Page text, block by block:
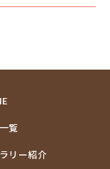
覧
リー紹介